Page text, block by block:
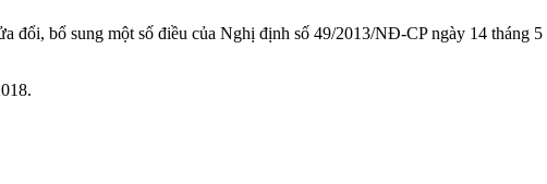
đổi, bổ sung một số điều của Nghị định số 49/2013/NĐ-CP ngày 14 tháng